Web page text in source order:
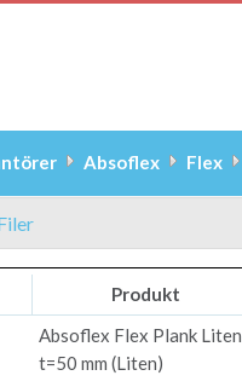
Absoflex Flex
Produkt
Absoflex Flex Plank Liten
t=50 mm (Liten)